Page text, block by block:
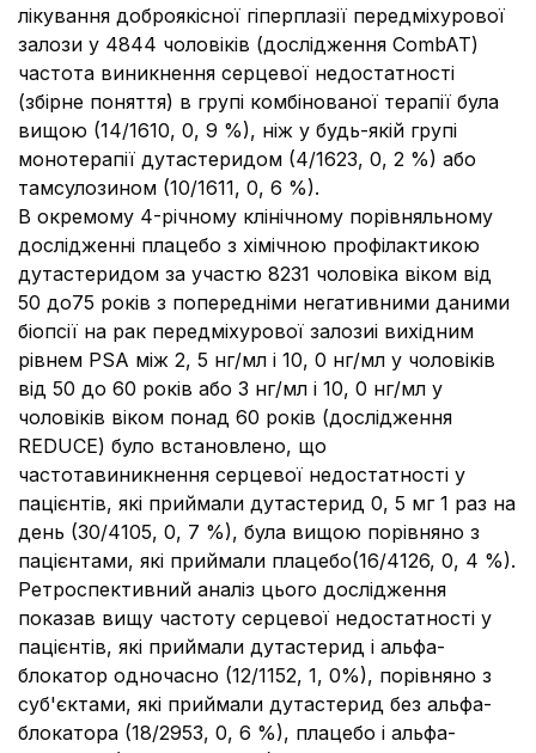
лікування доброякісної гіперплазії передміхурової
залози у 4844 чоловіків (дослідження CombAT)
частота виникнення серцевої недостатності
(збірне поняття) в групі комбінованої терапії була
вищою (14/1610, 0, 9 %), ніж у будь-якій групі
монотерапії дутастеридом (4/1623, 0, 2 %) або
тамсулозином (10/1611, 0, 6 %).
В окремому 4-річному клінічному порівняльному
дослідженні плацебо з хімічною профілактикою
дутастеридом за участю 8231 чоловіка віком від
50 до75 років з попередніми негативними даними
біопсії на рак передміхурової залозиі вихідним
рівнем PSA між 2, 5 нг/мл і 10, 0 нг/мл у чоловіків
від 50 до 60 років або 3 нг/мл і 10, 0 нг/мл у
чоловіків віком понад 60 років (дослідження
REDUCE) було встановлено, що
частотавиникнення серцевої недостатності у
пацієнтів, які приймали дутастерид 0, 5 мг 1 раз на
день (30/4105, 0, 7 %), була вищою порівняно з
пацієнтами, які приймали плацебо(16/4126, 0, 4 %).
Ретроспективний аналіз цього дослідження
показав вищу частоту серцевої недостатності у
пацієнтів, які приймали дутастерид і альфа-
блокатор одночасно (12/1152, 1, 0%), порівняно з
суб'єктами, які приймали дутастерид без альфа-
блокатора (18/2953, 0, 6 %), плацебо і альфа-